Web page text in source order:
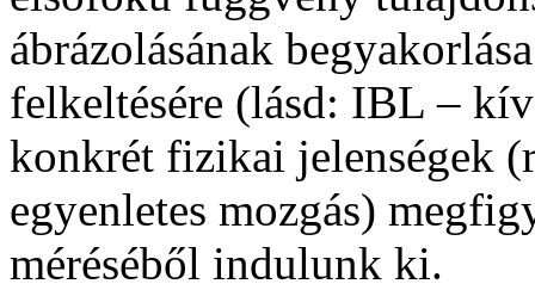
ábrázolásának
felkeltésére (lásd: IBL –
konkrét fizikai jelenségek
egyenletes mozgás)
méréséből indulunk ki.